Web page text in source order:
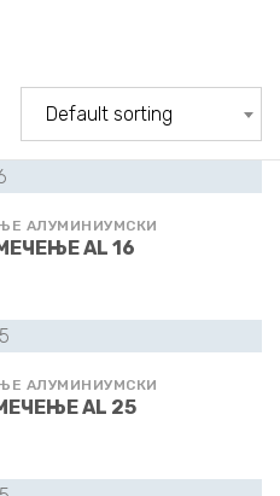
Default sorting
АЛУМИНИУМСКИ
AL 16
АЛУМИНИУМСКИ
AL 25